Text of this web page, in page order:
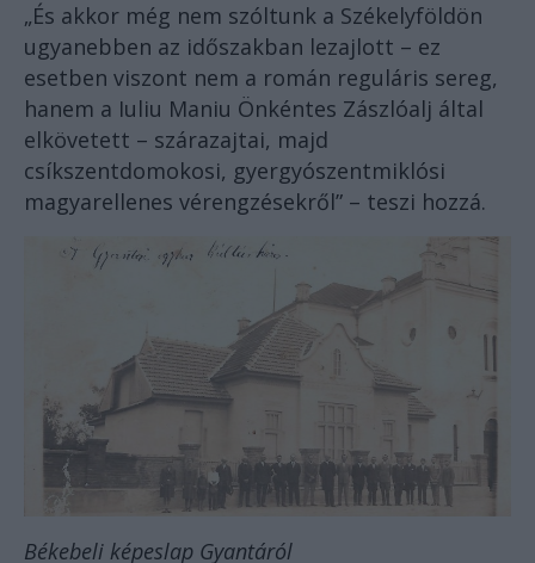
„És akkor még nem szóltunk a Székelyföldön
ugyanebben az időszakban lezajlott – ez
esetben viszont nem a román reguláris sereg,
hanem a Iuliu Maniu Önkéntes Zászlóalj által
elkövetett – szárazajtai, majd
csíkszentdomokosi, gyergyószentmiklósi
magyarellenes vérengzésekről” – teszi hozzá.
Békebeli képeslap Gyantáról